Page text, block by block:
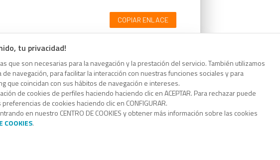
tu privacidad!
que son necesarias para la navegación y la prestación del servicio. También utilizamos
navegación, para facilitar la interacción con nuestras funciones sociales y para
que coincidan con sus hábitos de navegación e intereses.
de cookies de perfiles haciendo haciendo clic en ACEPTAR. Para rechazar puede
de cookies haciendo clic en CONFIGURAR.
en nuestro CENTRO DE COOKIES y obtener más información sobre las cookies
COOKIES.
COPIAR ENLACE
haga clic en el botón.